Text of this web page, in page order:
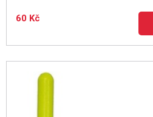
60 Kč